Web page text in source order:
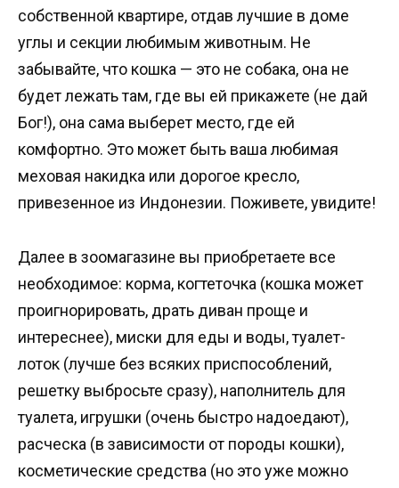
собственной квартире, отдав лучшие в доме
углы и секции любимым животным. Не
забывайте, что кошка — это не собака, она не
будет лежать там, где вы ей прикажете (не дай
Бог!), она сама выберет место, где ей
комфортно. Это может быть ваша любимая
меховая накидка или дорогое кресло,
привезенное из Индонезии. Поживете, увидите!
Далее в зоомагазине вы приобретаете все
необходимое: корма, когтеточка (кошка может
проигнорировать, драть диван проще и
интереснее), миски для еды и воды, туалет-
лоток (лучше без всяких приспособлений,
решетку выбросьте сразу), наполнитель для
туалета, игрушки (очень быстро надоедают),
расческа (в зависимости от породы кошки),
косметические средства (но это уже можно